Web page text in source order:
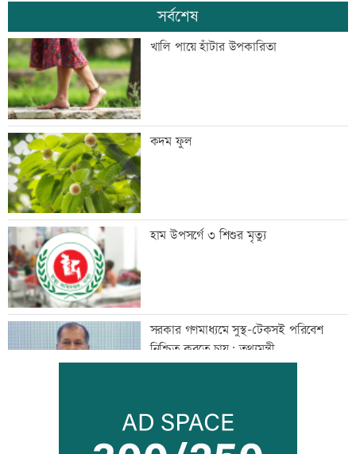
সর্বশেষ
খালি পায়ে হাঁটার উপকারিতা
কদম ফুল
হাম উপসর্গে ৩ শিশুর মৃত্যু
সরকার গণমাধ্যমে সুস্থ-টেকসই পরিবেশ
নিশ্চিত করতে চায়: তথ্যমন্ত্রী
কিসের হাসিনা! শুধু আওয়াজ-টাওয়াজ শোনা
যায়: স্বরাষ্ট্রমন্ত্রী